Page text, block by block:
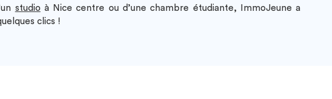
studio à Nice centre ou d’une chambre étudiante, ImmoJeune a
clics !